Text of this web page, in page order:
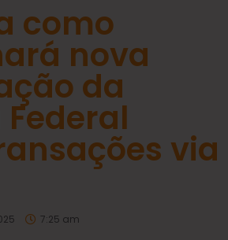
como
nova
da
via
7:25 am